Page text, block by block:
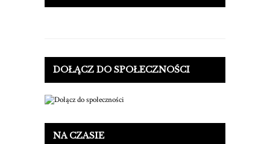
DOŁĄCZ DO SPOŁECZNOŚCI
NA CZASIE